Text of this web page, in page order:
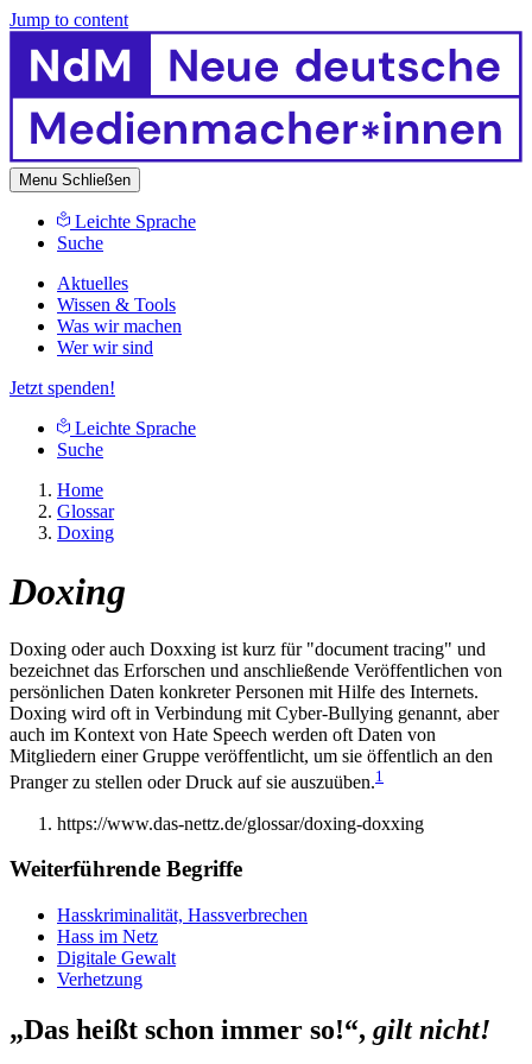
Jump to content
Menu Schließen
Leichte Sprache
Suche
Aktuelles
Wissen & Tools
Was wir machen
Wer wir sind
Jetzt spenden!
Leichte Sprache
Suche
Home
Glossar
Doxing
Doxing
Doxing oder auch Doxxing ist kurz für "document tracing" und
bezeichnet das Erforschen und anschließende Veröffentlichen von
persönlichen Daten konkreter Personen mit Hilfe des Internets.
Doxing wird oft in Verbindung mit Cyber-Bullying genannt, aber
auch im Kontext von Hate Speech werden oft Daten von
Mitgliedern einer Gruppe veröffentlicht, um sie öffentlich an den
Pranger zu stellen oder Druck auf sie auszuüben.1
https://www.das-nettz.de/glossar/doxing-doxxing
Weiterführende Begriffe
Hasskriminalität, Hassverbrechen
Hass im Netz
Digitale Gewalt
Verhetzung
„Das heißt schon immer so!“, gilt nicht!